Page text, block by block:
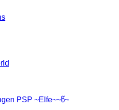
PSP ~Elfe~~წ~